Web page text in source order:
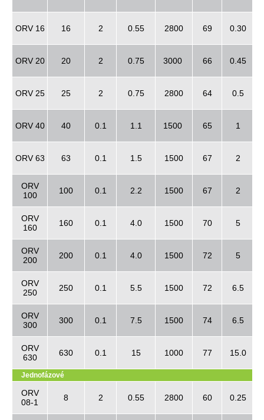
ORV 16 16 2 0.55 2800 69 0.30
ORV 20 20 2 0.75 3000 66 0.45
ORV 25 25 2 0.75 2800 64 0.5
ORV 40 40 0.1 1.1 1500 65 1
ORV 63 63 0.1 1.5 1500 67 2
ORV
100
100 0.1 2.2 1500 67 2
ORV
160
160 0.1 4.0 1500 70 5
ORV
200
200 0.1 4.0 1500 72 5
ORV
250
250 0.1 5.5 1500 72 6.5
ORV
300
300 0.1 7.5 1500 74 6.5
ORV
630
630 0.1 15 1000 77 15.0
Jednofázové
ORV
08-1
8 2 0.55 2800 60 0.25